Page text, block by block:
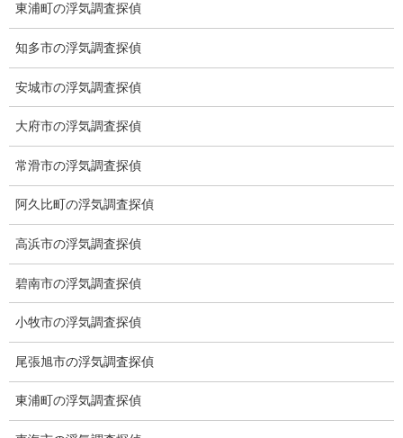
2026-01-21
総合探偵社ミライリサーチ
愛知県名古屋市中区栄3-7ｰ4
Toshin.Sakuraビル 10F
愛知県名古屋市中区新栄2丁目41-11
愛知県公安委員会 第54250033号
【出張面談いたします】
子供のお迎え、パート、お仕事の都合などで、お時間のない方、
東浦町の浮気調査探偵
知多市の浮気調査探偵
安城市の浮気調査探偵
大府市の浮気調査探偵
常滑市の浮気調査探偵
阿久比町の浮気調査探偵
高浜市の浮気調査探偵
碧南市の浮気調査探偵
小牧市の浮気調査探偵
尾張旭市の浮気調査探偵
東浦町の浮気調査探偵